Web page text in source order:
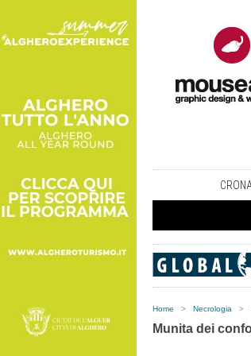
Home > Necrologia >
Munita dei